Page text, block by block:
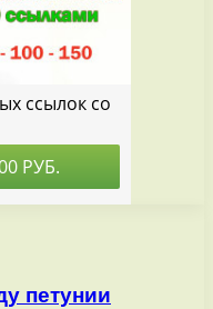
петунии